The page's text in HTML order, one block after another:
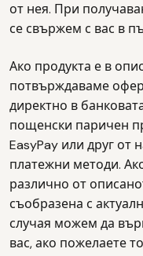
от нея. При
се свържем с вас в
Ако продукта е в
потвърждаваме
директно в
пощенски паричен
EasyPay или друг от
платежни методи.
различно от
съобразена с
случая можем да
вас, ако пожелаете